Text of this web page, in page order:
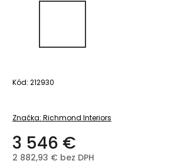
Kód: 212930
Značka: Richmond Interiors
3 546 €
2 882,93 € bez DPH